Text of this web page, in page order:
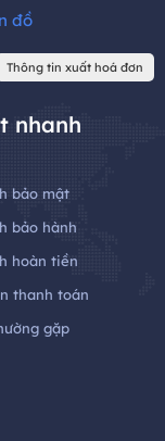
đồ
Thông tin xuất hoá đơn
nhanh
bảo mật
bảo hành
hoàn tiền
thanh toán
gặp